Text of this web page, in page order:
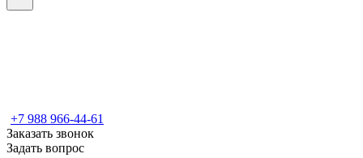
+7 988 966-44-61
Заказать звонок
Задать вопрос